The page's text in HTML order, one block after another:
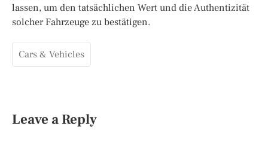
lassen, um den tatsächlichen Wert und die Authentizität
solcher Fahrzeuge zu bestätigen.
Cars & Vehicles
Leave a Reply